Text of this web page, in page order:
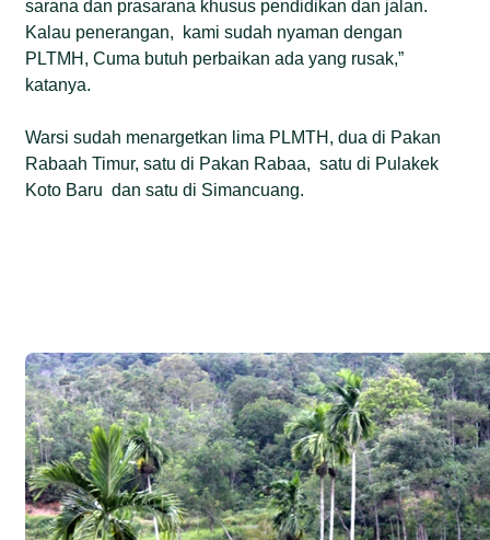
sarana dan prasarana khusus pendidikan dan jalan.
Kalau penerangan, kami sudah nyaman dengan
PLTMH, Cuma butuh perbaikan ada yang rusak,”
katanya.
Warsi sudah menargetkan lima PLMTH, dua di Pakan
Rabaah Timur, satu di Pakan Rabaa, satu di Pulakek
Koto Baru dan satu di Simancuang.